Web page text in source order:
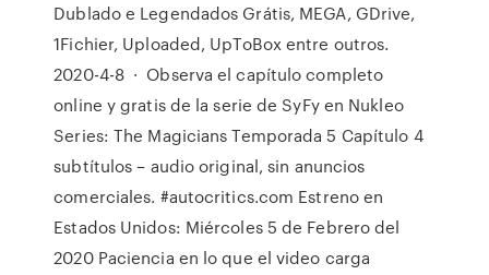
Dublado e Legendados Grátis, MEGA, GDrive,
1Fichier, Uploaded, UpToBox entre outros.
2020-4-8 · Observa el capítulo completo
online y gratis de la serie de SyFy en Nukleo
Series: The Magicians Temporada 5 Capítulo 4
subtítulos – audio original, sin anuncios
comerciales. #autocritics.com Estreno en
Estados Unidos: Miércoles 5 de Febrero del
2020 Paciencia en lo que el video carga